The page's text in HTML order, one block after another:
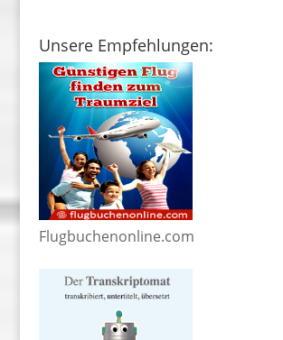
Unsere Empfehlungen:
Flugbuchenonline.com